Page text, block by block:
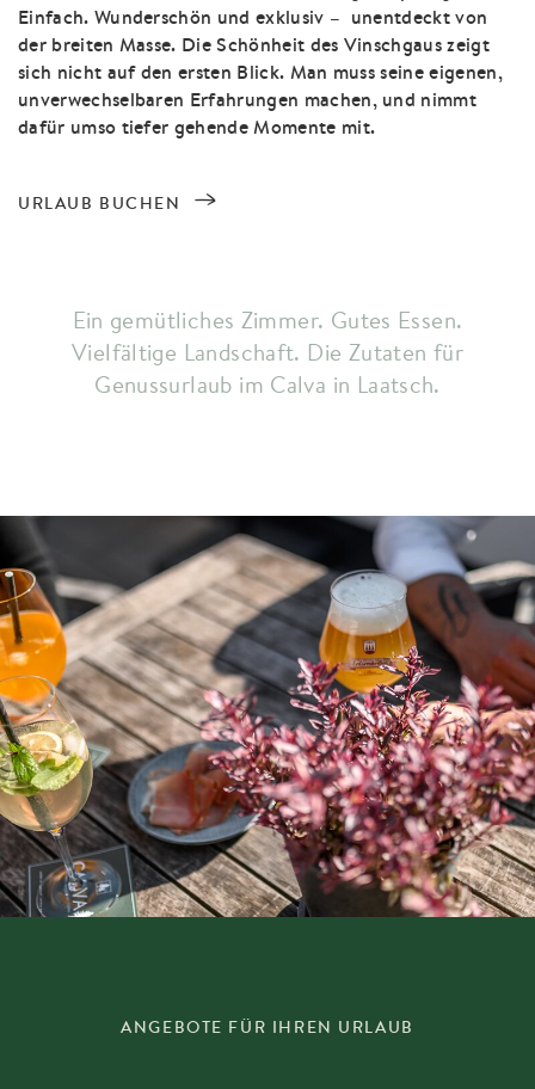
Einfach. Wunderschön und exklusiv – unentdeckt von
der breiten Masse. Die Schönheit des Vinschgaus zeigt
sich nicht auf den ersten Blick. Man muss seine eigenen,
unverwechselbaren Erfahrungen machen, und nimmt
dafür umso tiefer gehende Momente mit.
URLAUB BUCHEN
Ein gemütliches Zimmer. Gutes Essen.
Vielfältige Landschaft. Die Zutaten für
Genussurlaub im Calva in Laatsch.
ANGEBOTE FÜR IHREN URLAUB